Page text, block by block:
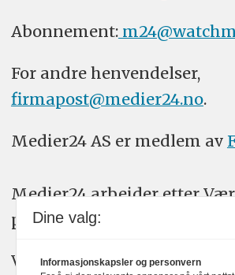
Abonnement:
For andre henvendelser,
firmapost@medier24.no.
Medier24 AS er medlem av
Medier24 arbeider etter
plakatens regler for god
Vi bruker KI-verktøy som
Dine valg:
Informasjonskapsler og personvern